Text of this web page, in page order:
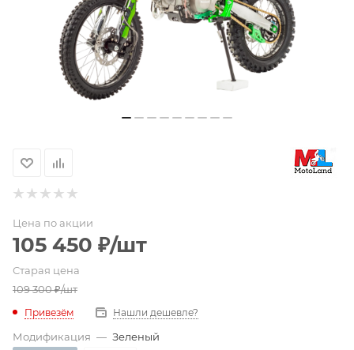
Цена по акции
105 450 ₽/шт
Старая цена
109 300₽/шт
Привезём Нашли дешевле?
Модификация — Зеленый